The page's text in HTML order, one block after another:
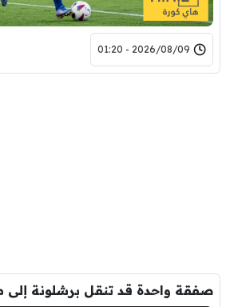
2026/08/09 - 01:20
صفقة واحدة قد تنقل برشلونة إلى